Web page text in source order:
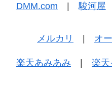
DMM.com | 駿河屋
メルカリ | オ
楽天あみあみ | 楽天